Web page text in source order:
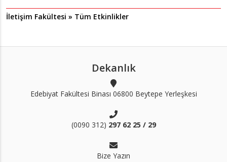
İletişim Fakültesi » Tüm Etkinlikler
Dekanlık
Edebiyat Fakültesi Binası 06800 Beytepe Yerleşkesi
(0090 312) 297 62 25 / 29
Bize Yazın